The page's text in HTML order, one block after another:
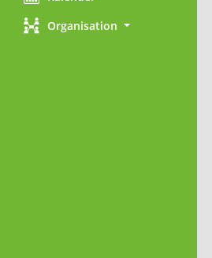
Organisation